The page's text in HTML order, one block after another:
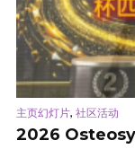
主页幻灯片, 社区活动
2026